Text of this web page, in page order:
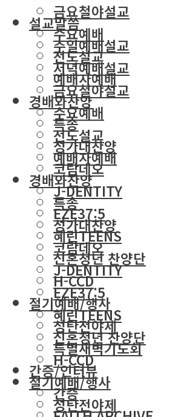
금요철야설교
수요예배
전도설교
예배자예배
경배와찬양
특송
성가대찬양
코람데오
J-DENTITY
EZE37:5
혜린TEENS
신혼청년 찬양단
H-CCD
절기예배/행사
성탄전야제
특별새벽기도회
간증/인터뷰
간증
설교말씀
주일예배설교
저녁예배설교
금요철야설교
수요예배
전도설교
예배자예배
경배와찬양
특송
성가대찬양
코람데오
J-DENTITY
EZE37:5
혜린TEENS
신혼청년 찬양단
H-CCD
절기예배/행사
성탄전야제